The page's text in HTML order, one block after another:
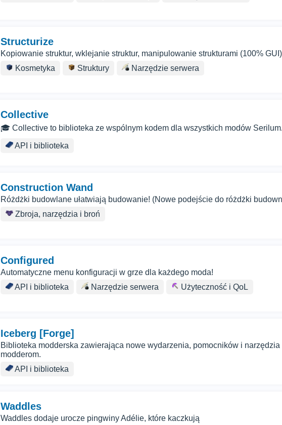
Structurize
Kopiowanie struktur, wklejanie struktur, manipulowanie strukturami (100% GUI)
Kosmetyka
Struktury Narzędzie serwera
Collective
🎓 Collective to biblioteka ze wspólnym kodem dla wszystkich modów Serilum.
API i biblioteka
Construction Wand
Różdżki budowlane ułatwiają budowanie! (Nowe podejście do różdżki
Zbroja, narzędzia i broń
Configured
Automatyczne menu konfiguracji w grze dla każdego moda!
API i biblioteka
Narzędzie serwera Użyteczność i QoL
Iceberg [Forge]
Biblioteka modderska zawierająca nowe wydarzenia, pomocników i narzędzia
modderom.
API i biblioteka
Waddles
Waddles dodaje urocze pingwiny Adélie, które kaczkują